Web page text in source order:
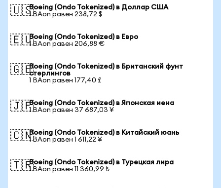
🇺🇸Boeing (Ondo Tokenized) в Доллар США
1 BAon равен 238,72 $
🇪🇺Boeing (Ondo Tokenized) в Евро
1 BAon равен 206,88 €
🇬🇧Boeing (Ondo Tokenized) в Британский фунт
стерлингов
1 BAon равен 177,40 £
🇯🇵Boeing (Ondo Tokenized) в Японская иена
1 BAon равен 37 687,03 ¥
🇨🇳Boeing (Ondo Tokenized) в Китайский юань
1 BAon равен 1 611,22 ¥
🇹🇷Boeing (Ondo Tokenized) в Турецкая лира
1 BAon равен 11 360,99 ₺